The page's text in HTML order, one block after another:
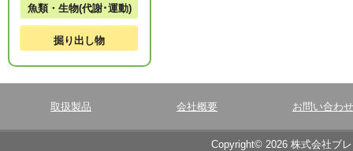
魚類・生物(代謝･運動)
掘り出し物
取扱製品 会社概要 お問い合わせ
Copyright© 2026 株式会社ブ